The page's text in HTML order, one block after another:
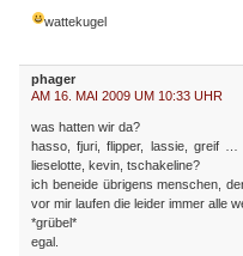
wattekugel
phager
AM 16. MAI 2009 UM 10:33 UHR
was hatten wir da?
hasso, fjuri, flipper, lassie, greif
lieselotte, kevin, tschakeline?
ich beneide übrigens menschen,
vor mir laufen die leider immer alle
*grübel*
egal.